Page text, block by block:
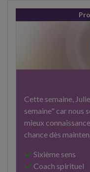
Cette semaine,
semaine" car nous
mieux
chance dès
Sixième sens
Coach spirituel